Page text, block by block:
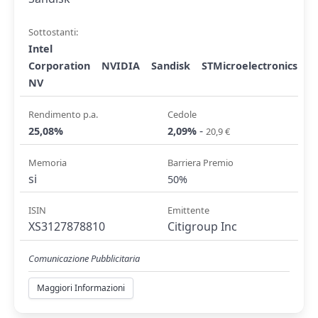
Sottostanti:
Intel
Corporation
NVIDIA Sandisk
STMicroelectronics
NV
Rendimento p.a.
25,08%
Cedole
2,09% - 20,9 €
Memoria
si
Barriera Premio
50%
ISIN
XS3127878810
Emittente
Citigroup Inc
Comunicazione Pubblicitaria
Maggiori Informazioni